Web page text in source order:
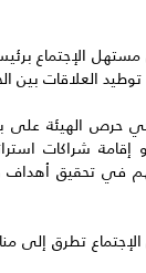
الإجتماع
العلاقات بين
حرص الهيئة على
و إقامة شراكات
في تحقيق أهداف
تطرق إلى